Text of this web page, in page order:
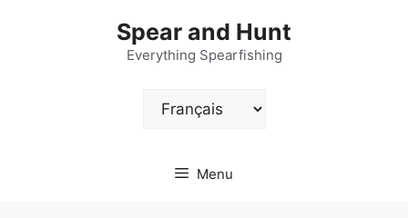
Spear and Hunt
Everything Spearfishing
Choisir
Menu